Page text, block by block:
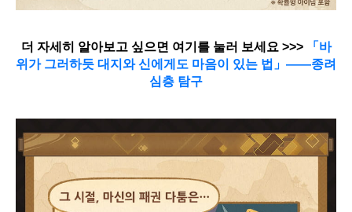
더 자세히 알아보고 싶으면 여기를 눌러 보세요 >>>
「바
위가 그러하듯 대지와 신에게도 마음이 있는 법」——종려
심층 탐구